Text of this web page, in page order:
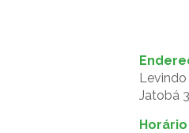
Levindo
Jatobá